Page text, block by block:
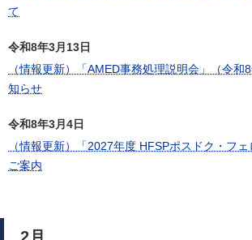
て
令和8年3月13日
（情報更新）「AMED事務処理説明会」（令和
知らせ
令和8年3月4日
（情報更新）「2027年度 HFSPポスドク・フ
ご案内